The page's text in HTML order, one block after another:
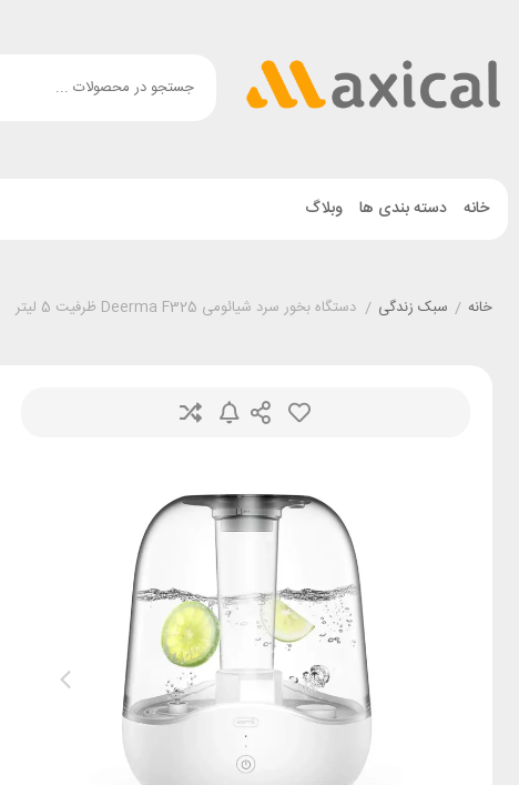
خانه دسته بندی ها وبلاگ
خانه / سبک زندگی / دستگاه بخور سرد شیائومی Deerma F325 ظرفیت 5 لیتر